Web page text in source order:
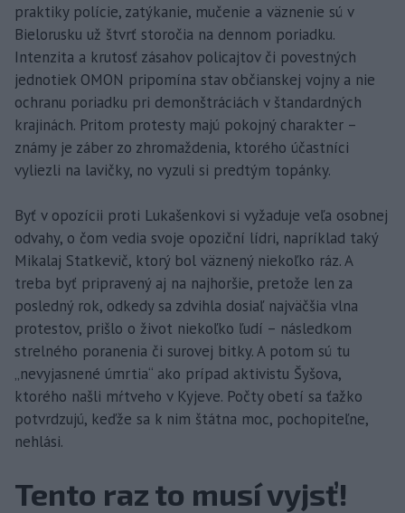
praktiky polície, zatýkanie, mučenie a väznenie sú v
Bielorusku už štvrť storočia na dennom poriadku.
Intenzita a krutosť zásahov policajtov či povestných
jednotiek OMON pripomína stav občianskej vojny a nie
ochranu poriadku pri demonštráciách v štandardných
krajinách. Pritom protesty majú pokojný charakter –
známy je záber zo zhromaždenia, ktorého účastníci
vyliezli na lavičky, no vyzuli si predtým topánky.
Byť v opozícii proti Lukašenkovi si vyžaduje veľa osobnej
odvahy, o čom vedia svoje opoziční lídri, napríklad taký
Mikalaj Statkevič, ktorý bol väznený niekoľko ráz. A
treba byť pripravený aj na najhoršie, pretože len za
posledný rok, odkedy sa zdvihla dosiaľ najväčšia vlna
protestov, prišlo o život niekoľko ľudí – následkom
strelného poranenia či surovej bitky. A potom sú tu
„nevyjasnené úmrtia“ ako prípad aktivistu Šyšova,
ktorého našli mŕtveho v Kyjeve. Počty obetí sa ťažko
potvrdzujú, keďže sa k nim štátna moc, pochopiteľne,
nehlási.
Tento raz to musí vyjsť!